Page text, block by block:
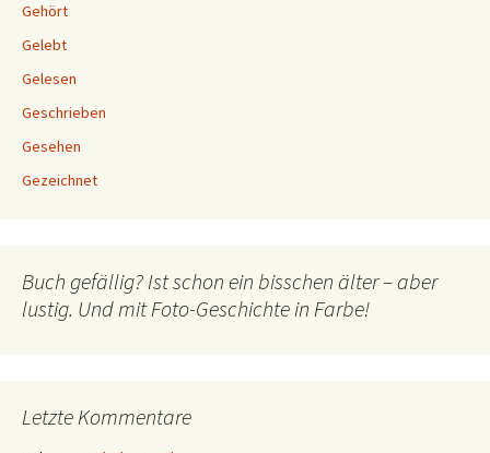
Gehört
Gelebt
Gelesen
Geschrieben
Gesehen
Gezeichnet
Buch gefällig? Ist schon ein bisschen älter – aber
lustig. Und mit Foto-Geschichte in Farbe!
Letzte Kommentare